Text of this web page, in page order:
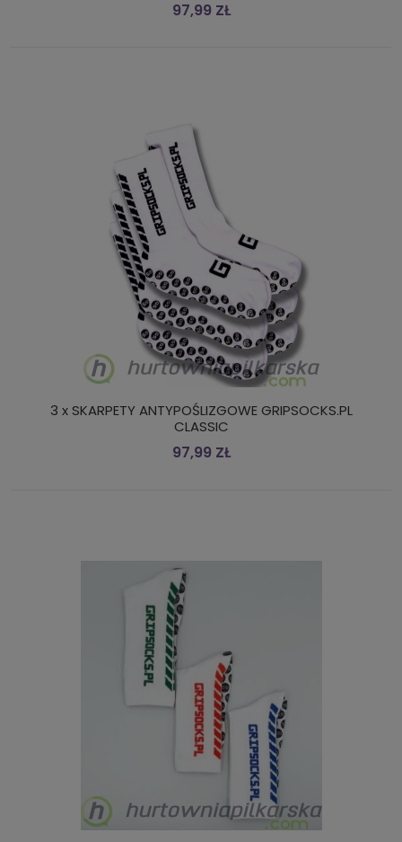
97,99 ZŁ
3 x SKARPETY ANTYPOŚLIZGOWE GRIPSOCKS.PL
CLASSIC
97,99 ZŁ